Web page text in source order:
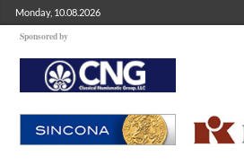
Monday, 10.08.2026
Sponsored by